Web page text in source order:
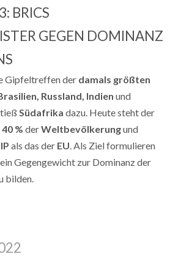
BRICS
GEGEN DOMINANZ D
Gipfeltreffen der damals größten
Russland, Indien und
Südafrika dazu. Heute steht der
40 % derWeltbevölkerungund
als das der EU.Als Ziel formulieren
Gegengewicht zur Dominanzder
bilden.